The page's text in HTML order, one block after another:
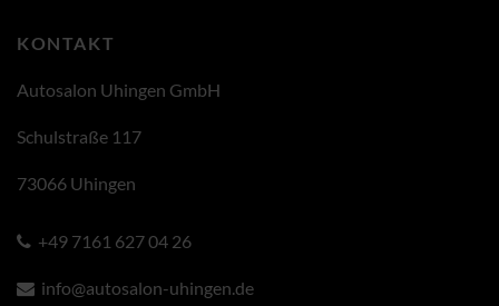
KONTAKT
Autosalon Uhingen GmbH
Schulstraße 117
73066 Uhingen
+49 7161 627 04 26
info@autosalon-uhingen.de